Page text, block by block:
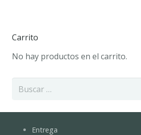
Carrito
No hay productos en el carrito.
Buscar:
Entrega